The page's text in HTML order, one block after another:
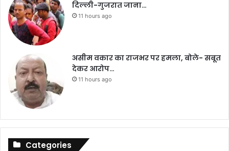
दिल्ली-गुजरात जाना…
11 hours ago
असीम वकार का राजभर पर हमला, बोले- सबूत
देकर आरोप…
11 hours ago
Categories